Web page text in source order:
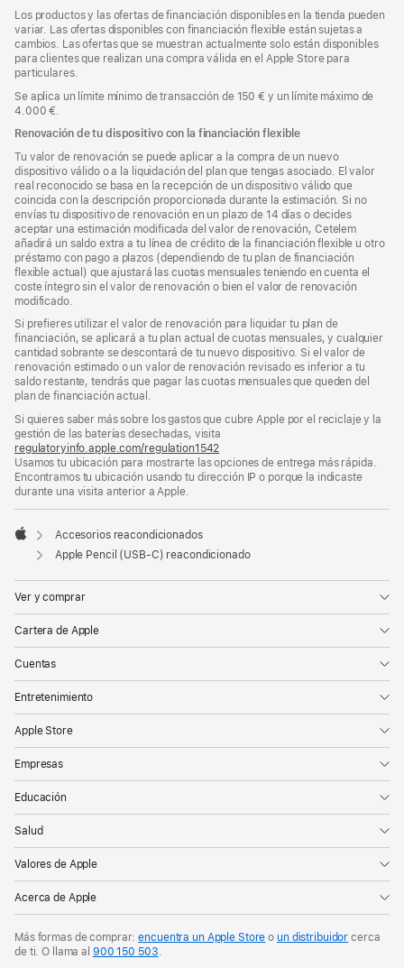
Los productos y las ofertas de financiación disponibles en la tienda pueden
variar. Las ofertas disponibles con financiación flexible están sujetas a
cambios. Las ofertas que se muestran actualmente solo están disponibles
para clientes que realizan una compra válida en el Apple Store para
particulares.
Se aplica un límite mínimo de transacción de 150 € y un límite máximo de
4.000 €.
Renovación de tu dispositivo con la financiación flexible
Tu valor de renovación se puede aplicar a la compra de un nuevo
dispositivo válido o a la liquidación del plan que tengas asociado. El valor
real reconocido se basa en la recepción de un dispositivo válido que
coincida con la descripción proporcionada durante la estimación. Si no
envías tu dispositivo de renovación en un plazo de 14 días o decides
aceptar una estimación modificada del valor de renovación, Cetelem
añadirá un saldo extra a tu línea de crédito de la financiación flexible u otro
préstamo con pago a plazos (dependiendo de tu plan de financiación
flexible actual) que ajustará las cuotas mensuales teniendo en cuenta el
coste íntegro sin el valor de renovación o bien el valor de renovación
modificado.
Si prefieres utilizar el valor de renovación para liquidar tu plan de
financiación, se aplicará a tu plan actual de cuotas mensuales, y cualquier
cantidad sobrante se descontará de tu nuevo dispositivo. Si el valor de
renovación estimado o un valor de renovación revisado es inferior a tu
saldo restante, tendrás que pagar las cuotas mensuales que queden del
plan de financiación actual.
Si quieres saber más sobre los gastos que cubre Apple por el reciclaje y la
gestión de las baterías desechadas, visita
regulatoryinfo.apple.com/regulation1542
abre
en
ventana
Usamos tu ubicación para mostrarte las opciones de entrega más rápida.
Encontramos tu ubicación usando tu dirección IP o porque la indicaste
durante una visita anterior a Apple.
Apple
Accesorios reacondicionados
Apple Pencil (USB-C) reacondicionado
Ver y comprar
Cartera de Apple
Cuentas
Entretenimiento
Apple Store
Empresas
Educación
Salud
Valores de Apple
Acerca de Apple
Más formas de comprar:encuentra un Apple Store oun distribuidor cerca
de ti. O
llama al 900 150 503.